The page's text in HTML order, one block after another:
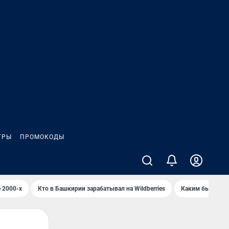
ПРОМОКОДЫ
2000-х Кто в Башкирии зарабатывал на Wildberries Каким было